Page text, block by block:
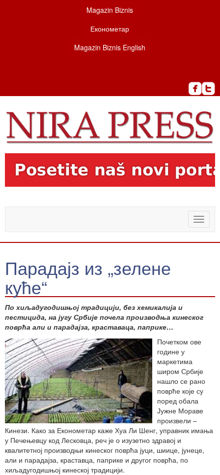
Magazin Biznis
Економетар
Magazin Biznis English
Toggle
Парадајз из „зелене
куће“
По хиљадугодишњој традицији, без хемикалија и
пестицида, на југу Србије почела производња кинеског
поврћа али и парадајза, краставаца, паприке…
Почетком ове
године у
маркетима
широм Србије
нашло се рано
поврће које су
поред обала
Јужне Мораве
произвели –
Кинези. Како за Економетар каже Хуа Ли Шенг, управник имања
у Печењевцу код Лесковца, реч је о изузетно здравој и
квалитетној производњи кинеског поврћа јуци, шиице, јунеце,
али и парадајза, краставца, паприке и другог поврћа, по
хиљадугодишњој кинеској традицији.